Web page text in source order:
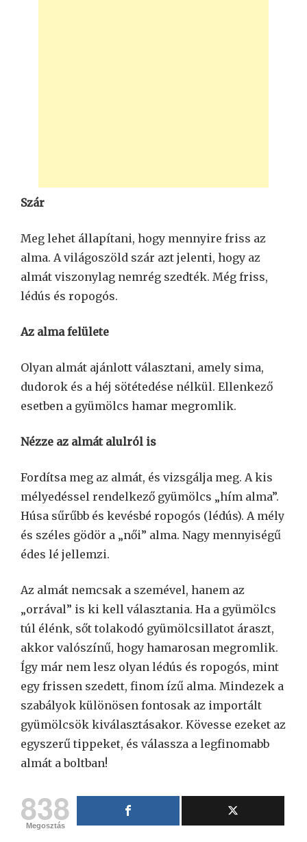
Szár
Meg lehet állapítani, hogy mennyire friss az
alma. A világoszöld szár azt jelenti, hogy az
almát viszonylag nemrég szedték. Még friss,
lédús és ropogós.
Az alma felülete
Olyan almát ajánlott választani, amely sima,
dudorok és a héj sötétedése nélkül. Ellenkező
esetben a gyümölcs hamar megromlik.
Nézze az almát alulról is
Fordítsa meg az almát, és vizsgálja meg. A kis
mélyedéssel rendelkező gyümölcs „hím alma”.
Húsa sűrűbb és kevésbé ropogós (lédús). A mély
és széles gödör a „női” alma. Nagy mennyiségű
édes lé jellemzi.
Az almát nemcsak a szemével, hanem az
„orrával” is ki kell választania. Ha a gyümölcs
túl élénk, sőt tolakodó gyümölcsillatot áraszt,
akkor valószínű, hogy hamarosan megromlik.
Így már nem lesz olyan lédús és ropogós, mint
egy frissen szedett, finom ízű alma. Mindezek a
szabályok különösen fontosak az importált
gyümölcsök kiválasztásakor. Kövesse ezeket az
egyszerű tippeket, és válassza a legfinomabb
almát a boltban!
838
Megosztás